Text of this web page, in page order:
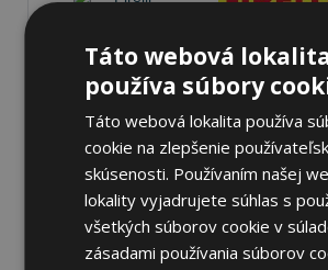
Pirelli
SEASON
295/40 R21
Celoročné
Nie je skladom
301,89 €
Táto webová
používa súbory
Táto webová lokalita používa
cookie na zlepšenie
skúsenosti. Používaním našej
lokality vyjadrujete súhlas s
všetkých súborov cookie v
zásadami používania súborov